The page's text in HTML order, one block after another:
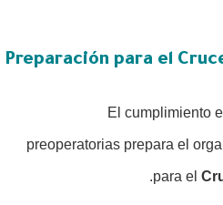
Preparación para el
El cumplimiento
preoperatorias prepara el
para el
.